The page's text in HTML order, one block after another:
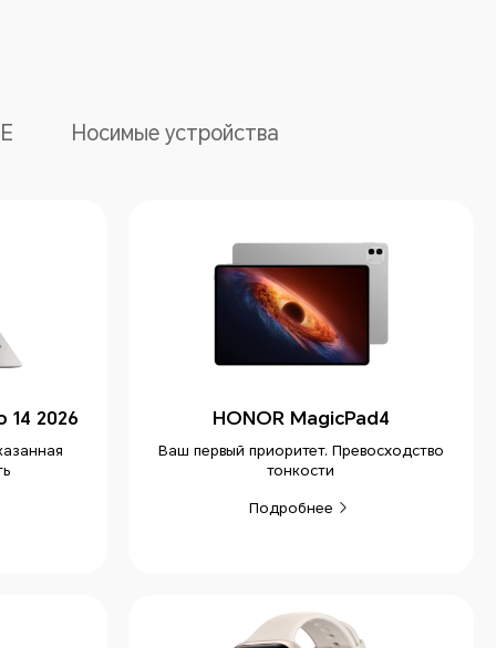
Носимые устройства
14 2026 HONOR MagicPad4
Ваш первый приоритет. Превосходство
тонкости
Подробнее